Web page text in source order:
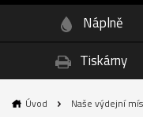
Náplně
Tiskárny
Úvod Naše výdejní